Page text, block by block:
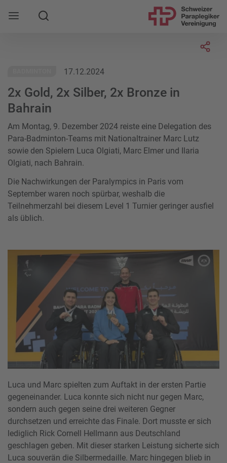
Mobile Navigation öffnen
Suche
17.12.2024
2x Gold, 2x Silber, 2x Bronze in
Bahrain
Am Montag, 9. Dezember 2024 reiste eine Delegation des
Para-Badminton-Teams mit Nationaltrainer Marc Lutz
sowie den Spielern Luca Olgiati, Marc Elmer und Ilaria
Olgiati, nach Bahrain.
Die Nachwirkungen der Paralympics in Paris vom
September waren noch spürbar, weshalb die
Teilnehmerzahl bei diesem Level 1 Turnier geringer ausfiel
als üblich.
Luca und Marc spielten zum Auftakt in der ersten Partie
gegeneinander. Luca konnte sich nicht nur gegen Marc,
sondern auch gegen seine drei weiteren Gegner
durchsetzen und erreichte das Finale. Dort musste er sich
lediglich Rick Cornell Hellmann aus Deutschland
geschlagen geben. Mit dieser starken Leistung sicherte sich
Luca souverän die Silbermedaille. Marc hingegen blieb in